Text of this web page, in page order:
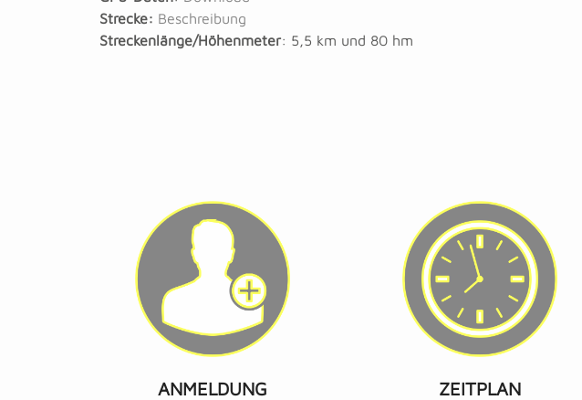
Strecke: Beschreibung
Streckenlänge/Höhenmeter: 5,5 km und 80 hm
ANMELDUNG ZEITPLAN